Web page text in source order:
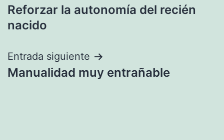
de
Reforzar la autonomía del recién
nacido
Entrada siguiente
Manualidad muy entrañable